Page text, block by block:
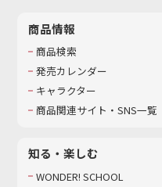
商品情報
商品検索
発売カレンダー
キャラクター
商品関連サイト・SNS一覧
知る・楽しむ
WONDER! SCHOOL